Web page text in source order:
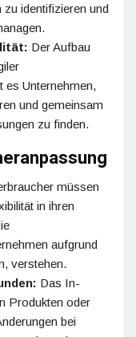
identifizieren und
Der Aufbau
es Unternehmen,
und gemeinsam
zu finden.
müssen
in ihren
aufgrund
verstehen.
Das In-
Produkten oder
bei